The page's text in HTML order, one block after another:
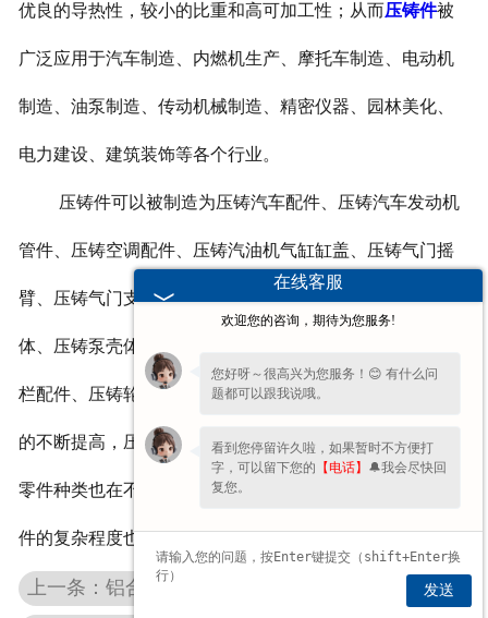
优良的导热性，较小的比重和高可加工性；从而压铸件被
广泛应用于汽车制造、内燃机生产、摩托车制造、电动机
制造、油泵制造、传动机械制造、精密仪器、园林美化、
电力建设、建筑装饰等各个行业。
压铸件可以被制造为压铸汽车配件、压铸汽车发动机
管件、压铸空调配件、压铸汽油机气缸缸盖、压铸气门摇
臂、压铸气门支座、铸电力配件、压铸电机端盖、压铸壳
体、压铸泵壳体、压铸建筑配件、压铸装饰配件、压铸护
栏配件、压铸轮等等零件，随着国内制造装备业发展水平
的不断提高，压铸机的装备水平也显著提高，可以制造的
零件种类也在不断得到扩大，压铸出来的零件的精度、零
件的复杂程度也得到了较大的提升。
上一条：铝合金压铸件的检验标准
在线客服
欢迎您的咨询，期待为您服务!
您好呀～很高兴为您服务！😊 有什么问
题都可以跟我说哦。
看到您停留许久啦，如果暂时不方便打
字，可以留下您的 【电话】 🔔我会尽快回
复您。
发送